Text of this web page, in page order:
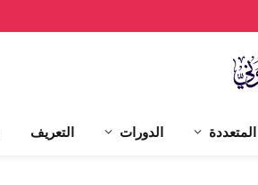
الدورات التعريف